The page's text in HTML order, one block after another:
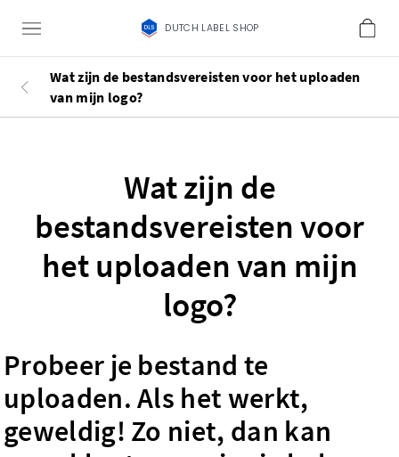
DUTCH LABEL SHOP
Wat zijn de bestandsvereisten voor het uploaden
van mijn logo?
Wat zijn de
bestandsvereisten voor
het uploaden van mijn
logo?
Probeer je bestand te
uploaden. Als het werkt,
geweldig! Zo niet, dan kan